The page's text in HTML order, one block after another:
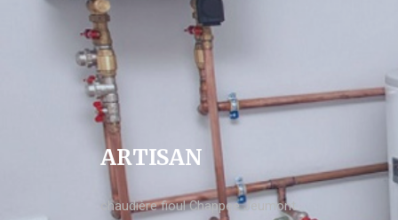
ARTISAN
chaudière fioul Chappee Jeumont